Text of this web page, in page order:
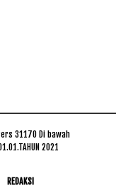
31170 Di bawah
2021
REDAKSI